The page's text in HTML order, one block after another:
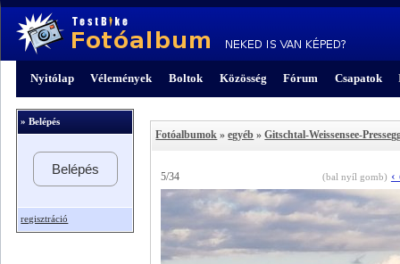
Nyitólap Vélemények Boltok Közösség Fórum Csapatok
» Belépés
Belépés
regisztráció
Fotóalbumok »egyéb »Gitschtal-Weissensee-
5/34 (bal nyíl gomb) ‹